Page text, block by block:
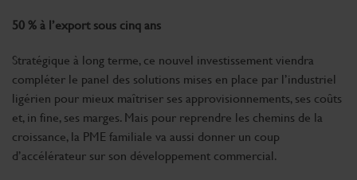
50 % à l’export sous cinq ans
Stratégique à long terme, ce nouvel investissement viendra
compléter le panel des solutions mises en place par l’industriel
ligérien pour mieux maîtriser ses approvisionnements, ses coûts
et, in fine, ses marges. Mais pour reprendre les chemins de la
croissance, la PME familiale va aussi donner un coup
d’accélérateur sur son développement commercial.